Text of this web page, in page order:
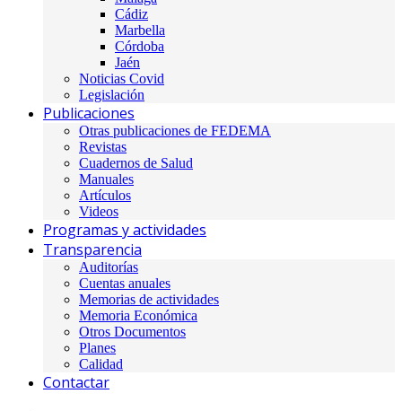
Cádiz
Marbella
Córdoba
Jaén
Noticias Covid
Legislación
Publicaciones
Otras publicaciones de FEDEMA
Revistas
Cuadernos de Salud
Manuales
Artículos
Videos
Programas y actividades
Transparencia
Auditorías
Cuentas anuales
Memorias de actividades
Memoria Económica
Otros Documentos
Planes
Calidad
Contactar